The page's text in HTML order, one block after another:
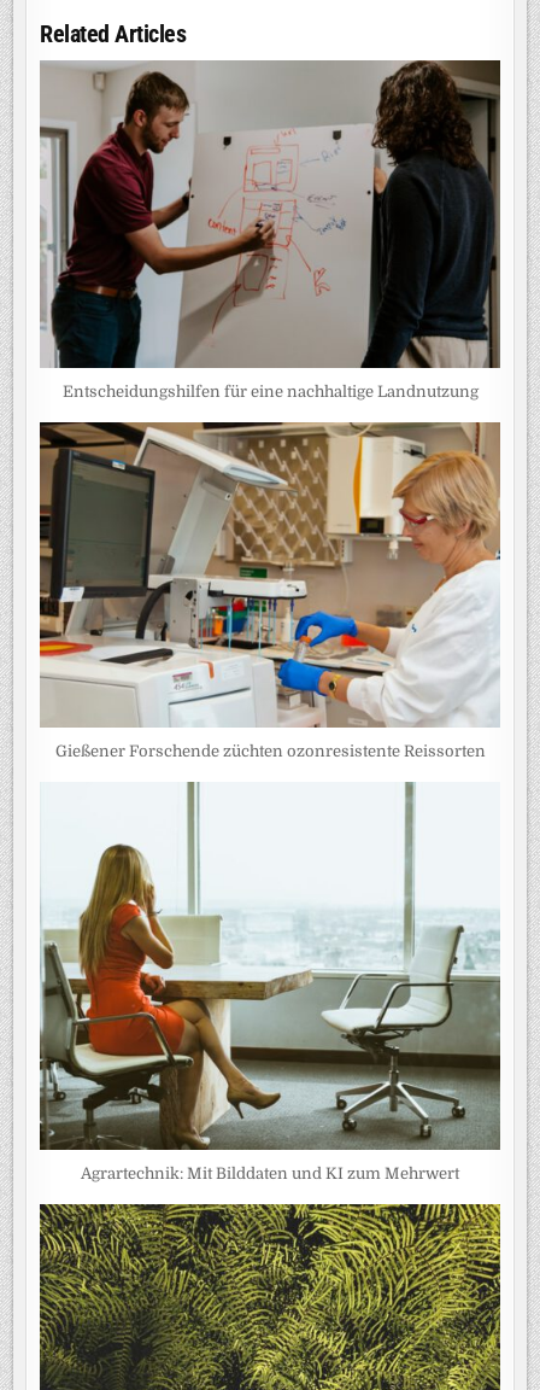
Related Articles
Entscheidungshilfen für eine nachhaltige Landnutzung
Gießener Forschende züchten ozonresistente Reissorten
Agrartechnik: Mit Bilddaten und KI zum Mehrwert